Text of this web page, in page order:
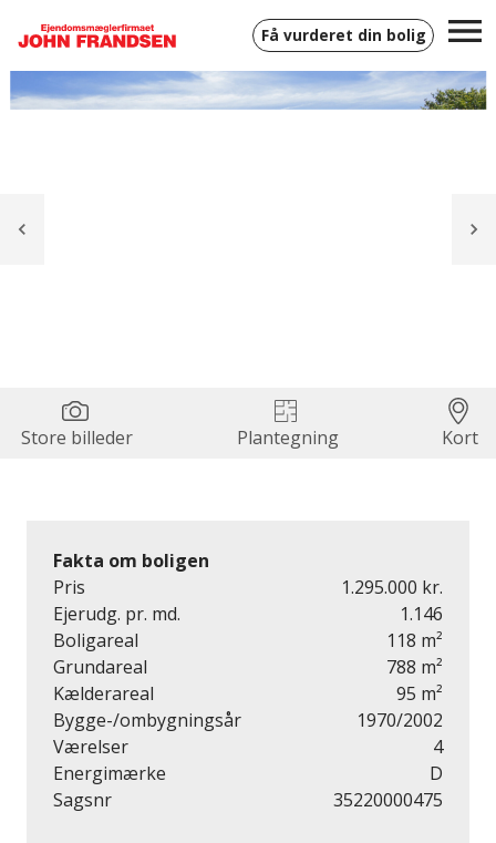
Få vurderet din bolig
Store billeder Plantegning Kort
Fakta om boligen
Pris
1.295.000 kr.
Ejerudg. pr. md.
1.146
Boligareal
118 m²
Grundareal
788 m²
Kælderareal
95 m²
Bygge-/ombygningsår
1970/2002
Værelser
4
Energimærke
D
Sagsnr
35220000475